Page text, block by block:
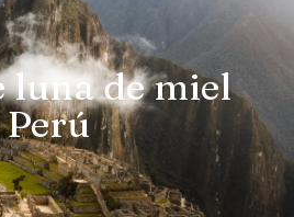
luna de miel
Perú